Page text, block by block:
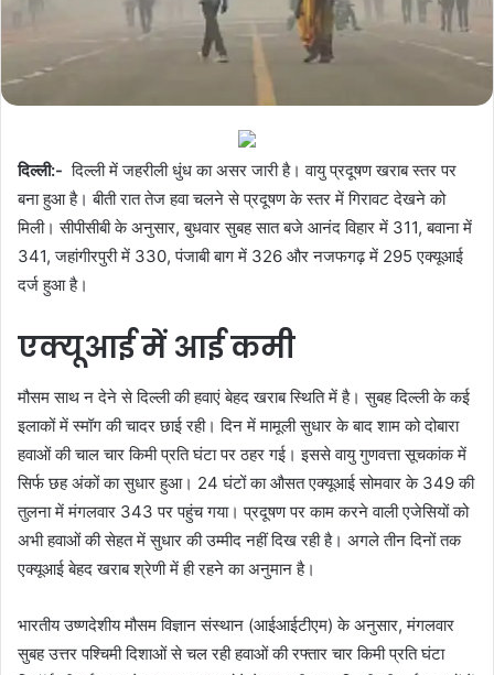
दिल्ली:-दिल्ली में जहरीली धुंध का असर जारी है। वायु प्रदूषण खराब स्तर पर
बना हुआ है। बीती रात तेज हवा चलने से प्रदूषण के स्तर में गिरावट देखने को
मिली। सीपीसीबी के अनुसार, बुधवार सुबह सात बजे आनंद विहार में 311, बवाना में
341, जहांगीरपुरी में 330, पंजाबी बाग में 326 और नजफगढ़ में 295 एक्यूआई
दर्ज हुआ है।
एक्यूआई में आई कमी
मौसम साथ न देने से दिल्ली की हवाएं बेहद खराब स्थिति में है। सुबह दिल्ली के कई
इलाकों में स्मॉग की चादर छाई रही। दिन में मामूली सुधार के बाद शाम को दोबारा
हवाओं की चाल चार किमी प्रति घंटा पर ठहर गई। इससे वायु गुणवत्ता सूचकांक में
सिर्फ छह अंकों का सुधार हुआ। 24 घंटों का औसत एक्यूआई सोमवार के 349 की
तुलना में मंगलवार 343 पर पहुंच गया। प्रदूषण पर काम करने वाली एजेसियों को
अभी हवाओं की सेहत में सुधार की उम्मीद नहीं दिख रही है। अगले तीन दिनों तक
एक्यूआई बेहद खराब श्रेणी में ही रहने का अनुमान है।
भारतीय उष्णदेशीय मौसम विज्ञान संस्थान (आईआईटीएम) के अनुसार, मंगलवार
सुबह उत्तर पश्चिमी दिशाओं से चल रही हवाओं की रफ्तार चार किमी प्रति घंटा